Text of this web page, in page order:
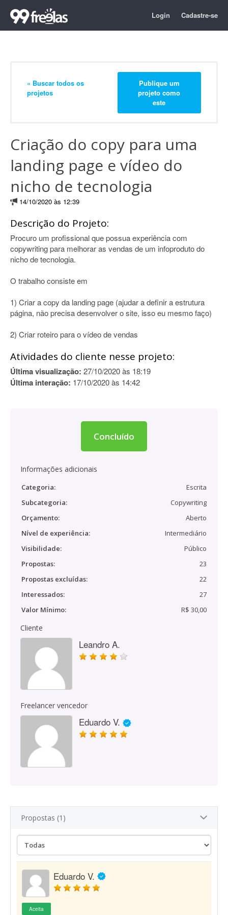
Login Cadastre-se
« Buscar todos os
projetos
Publique um
projeto como
este
Criação do copy para uma
landing page e vídeo do
nicho de tecnologia
14/10/2020 às 12:39
Descrição do Projeto:
Procuro um profissional que possua experiência com
copywriting para melhorar as vendas de um infoproduto do
nicho de tecnologia.
O trabalho consiste em
1) Criar a copy da landing page (ajudar a definir a estrutura
página, não precisa desenvolver o site, isso eu mesmo faço)
2) Criar roteiro para o vídeo de vendas
Atividades do cliente nesse projeto:
Última visualização: 27/10/2020 às 18:19
Última interação: 17/10/2020 às 14:42
Concluído
Informações adicionais
Categoria:
Escrita
Subcategoria:
Copywriting
Orçamento:
Aberto
Nível de experiência:
Intermediário
Visibilidade:
Público
Propostas:
23
Propostas excluídas:
22
Interessados:
27
Valor Mínimo:
R$ 30,00
Cliente
Leandro A.
Freelancer vencedor
Eduardo V.
Propostas (1)
Eduardo V.
Aceita